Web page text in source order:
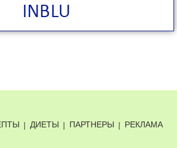
| ДИЕТЫ | ПАРТНЕРЫ | РЕКЛАМА